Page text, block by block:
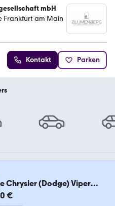
mbH
Frankfurt am Main
Kontakt Parken
Chrysler (Dodge) Viper
€